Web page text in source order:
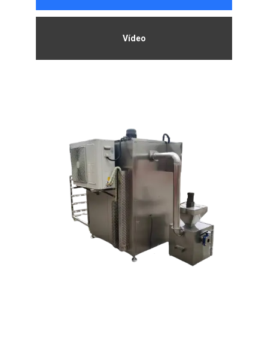
Vídeo